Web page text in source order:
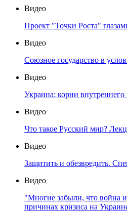
Видео
Проект "Точки Роста"
Видео
Союзное государство в
Видео
Украина: корни внутреннего
Видео
Что такое Русский мир?
Видео
Защитить и обезвредить.
Видео
"Многие забыли, что война
причинах кризиса на